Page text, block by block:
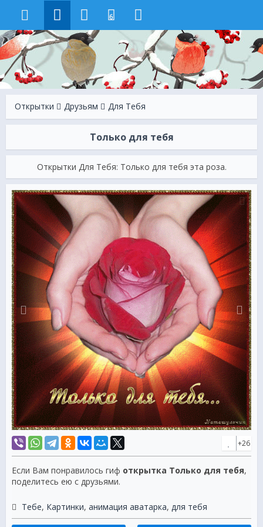
6
Открытки Друзьям Для Тебя
Только для тебя
Открытки Для Тебя: Только для тебя эта роза.
+26
Если Вам понравилось гиф открытка Только для тебя,
поделитесь ею с друзьями.
Тебе, Картинки, анимация аватарка, для тебя